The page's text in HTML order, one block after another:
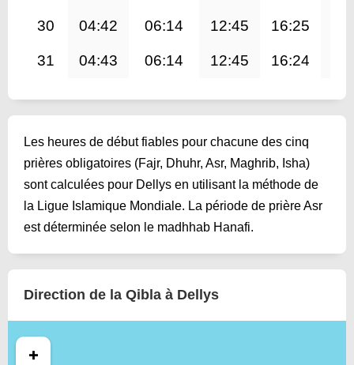
30 04:42 06:14 12:45 16:25
31 04:43 06:14 12:45 16:24
Les heures de début fiables pour chacune des cinq
prières obligatoires (Fajr, Dhuhr, Asr, Maghrib, Isha)
sont calculées pour Dellys en utilisant la méthode de
la Ligue Islamique Mondiale. La période de prière Asr
est déterminée selon le madhhab Hanafi.
Direction de la Qibla à Dellys
+